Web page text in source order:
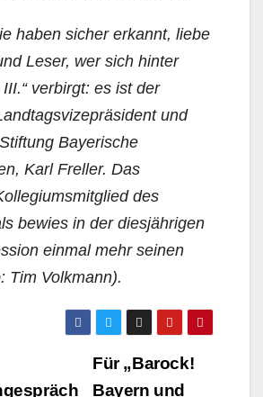
haben sicher erkannt, liebe
Leser, wer sich hinter
verbirgt: es ist der
und
Bayerische
Karl Freller. Das
des
bewies in der diesjährigen
einmal mehr seinen
Tim Volkmann).
Für „Barock!
Bayern und